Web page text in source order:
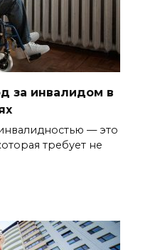
за инвалидом в
— это
требует не